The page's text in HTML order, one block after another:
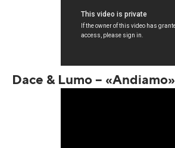
Dace & Lumo – «Andiamo»